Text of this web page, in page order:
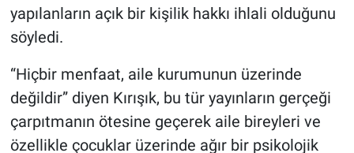
yapılanların açık bir kişilik hakkı ihlali olduğunu
söyledi.
“Hiçbir menfaat, aile kurumunun üzerinde
değildir” diyen Kırışık, bu tür yayınların gerçeği
çarpıtmanın ötesine geçerek aile bireyleri ve
özellikle çocuklar üzerinde ağır bir psikolojik